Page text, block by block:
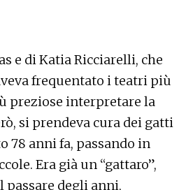
e di Katia Ricciarelli, che
frequentato i teatri più
preziose interpretare la
si prendeva cura dei gatti
78 anni fa, passando in
Era già un “gattaro”,
passare degli anni,